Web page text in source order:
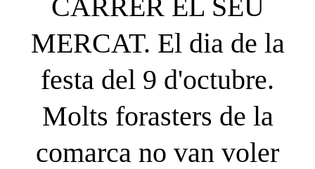
CARRER EL SEU
MERCAT. El dia de la
festa del 9 d'octubre.
Molts forasters de la
comarca no van voler